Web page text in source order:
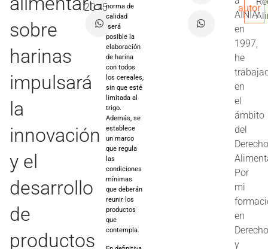
sobre
harinas
impulsará
la
innovación
y el
desarrollo
de
productos
2015norma de
calidad
será
posible la
elaboración
de harina
con todos
los cereales,
sin que esté
limitada al
trigo.
Además, se
establece
un marco
que regula
las
condiciones
mínimas
que deberán
reunir los
productos
que
contempla.
AINIA
en
1997,
he
en
el
ámbito
del
Por
mi
en
y
autor